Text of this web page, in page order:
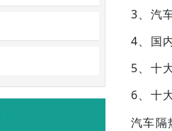
3、汽
4、国
5、十
6、十
汽车隔